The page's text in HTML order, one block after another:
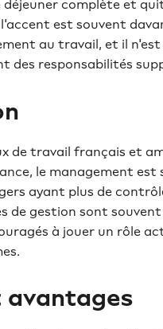
déjeuner complète et
est souvent
au travail, et il n'est
des responsabilités
de travail français et
le management est
ayant plus de
de gestion sont
à jouer un rôle
avantages